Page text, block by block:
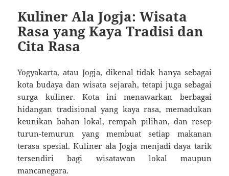
Kuliner Ala Jogja: Wisata
Rasa yang Kaya Tradisi dan
Cita Rasa
Yogyakarta, atau Jogja, dikenal tidak hanya sebagai
kota budaya dan wisata sejarah, tetapi juga sebagai
surga kuliner. Kota ini menawarkan berbagai
hidangan tradisional yang kaya rasa, memadukan
keunikan bahan lokal, rempah pilihan, dan resep
turun-temurun yang membuat setiap makanan
terasa spesial. Kuliner ala Jogja menjadi daya tarik
tersendiri bagi wisatawan lokal maupun
mancanegara.